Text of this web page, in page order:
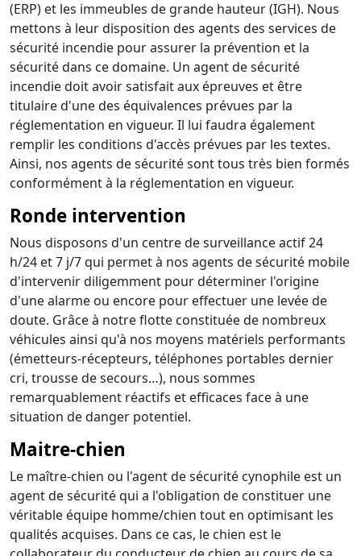
(ERP) et les immeubles de grande hauteur (IGH). Nous
mettons à leur disposition des agents des services de
sécurité incendie pour assurer la prévention et la
sécurité dans ce domaine. Un agent de sécurité
incendie doit avoir satisfait aux épreuves et être
titulaire d'une des équivalences prévues par la
réglementation en vigueur. Il lui faudra également
remplir les conditions d'accès prévues par les textes.
Ainsi, nos agents de sécurité sont tous très bien formés
conformément à la réglementation en vigueur.
Ronde intervention
Nous disposons d'un centre de surveillance actif 24
h/24 et 7 j/7 qui permet à nos agents de sécurité mobile
d'intervenir diligemment pour déterminer l'origine
d'une alarme ou encore pour effectuer une levée de
doute. Grâce à notre flotte constituée de nombreux
véhicules ainsi qu'à nos moyens matériels performants
(émetteurs-récepteurs, téléphones portables dernier
cri, trousse de secours…), nous sommes
remarquablement réactifs et efficaces face à une
situation de danger potentiel.
Maitre-chien
Le maître-chien ou l'agent de sécurité cynophile est un
agent de sécurité qui a l'obligation de constituer une
véritable équipe homme/chien tout en optimisant les
qualités acquises. Dans ce cas, le chien est le